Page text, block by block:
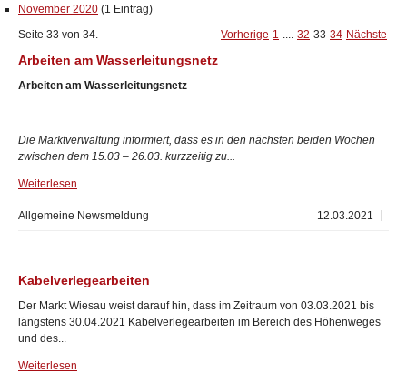
November 2020 (1 Eintrag)
Seite 33 von 34.
Vorherige 1 .... 32 33 34 Nächste
Arbeiten am Wasserleitungsnetz
Arbeiten am Wasserleitungsnetz
Die Marktverwaltung informiert, dass es in den nächsten beiden Wochen
zwischen dem 15.03 – 26.03. kurzzeitig zu...
Weiterlesen
12.03.2021
Allgemeine Newsmeldung
Kabelverlegearbeiten
Der Markt Wiesau weist darauf hin, dass im Zeitraum von 03.03.2021 bis
längstens 30.04.2021 Kabelverlegearbeiten im Bereich des Höhenweges
und des...
Weiterlesen